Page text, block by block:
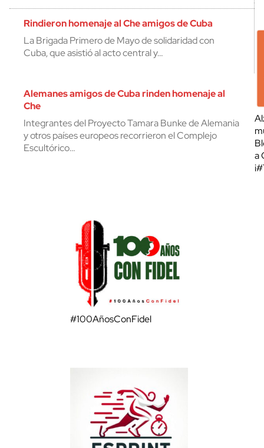
Rindieron homenaje al Che amigos de Cuba
La Brigada Primero de Mayo de solidaridad con
Cuba, que asistió al acto central y…
Alemanes amigos de Cuba rinden homenaje al
Che
Integrantes del Proyecto Tamara Bunke de Alemania
y otros países europeos recorrieron el Complejo
Escultórico…
a
#100AñosConFidel